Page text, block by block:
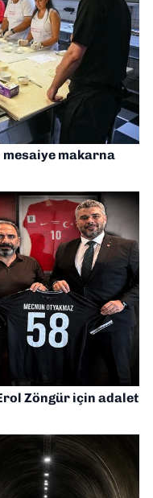
makarna
Zöngür için adalet